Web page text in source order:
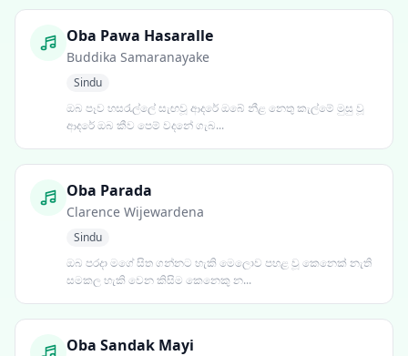
Oba Pawa Hasaralle
Buddika Samaranayake
Sindu
ඔබ පෑව හසරැල්ලේ සැඟවූ ආදරේ ඔබේ නීළ නෙතු කැල්මේ මුසු වූ
ආදරේ ඔබ කීව පෙම් වදනේ ගැබ...
Oba Parada
Clarence Wijewardena
Sindu
ඔබ පරදා මගේ සිත ගන්නට හැකි මෙලොව පහළ වූ කෙනෙක් නැති
සමකල හැකි වෙන කිසිම කෙනෙකු න...
Oba Sandak Mayi